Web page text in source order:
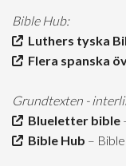
Bible Hub:
Luthers tyska
Flera spanska
Grundtexten -
Blueletter bible
Bible Hub –